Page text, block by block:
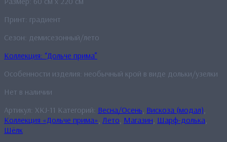
Принт: градиент
Сезон: демисезонный/лето
Коллекция: “Дольче прима”
Особенности изделия: необычный крой в виде дольки/узелки
Нет в наличии
Артикул: XKJ-11 Категорий: Весна/Осень Вискоза (модал)
Коллекция «Дольче прима» Лето Магазин Шарф-долька
Шёлк